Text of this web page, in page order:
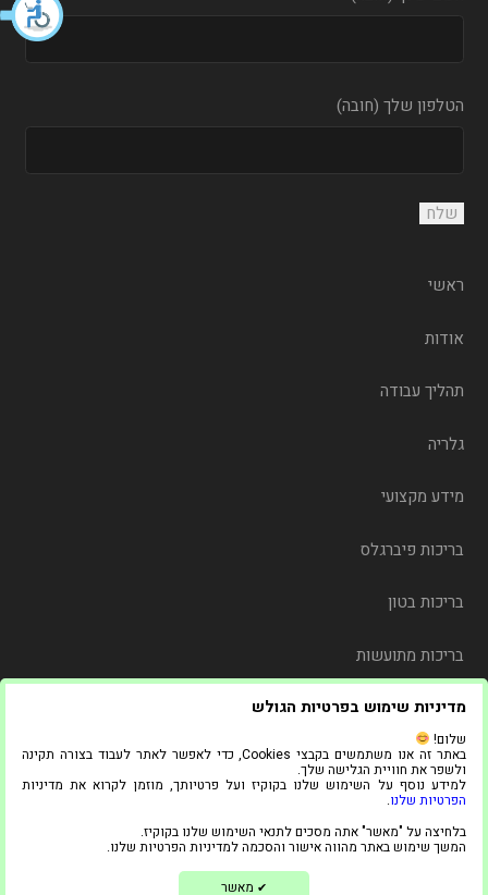
מדיניות שימוש בפרטיות הגולש
שלום!
באתר זה אנו משתמשים בקבצי Cookies, כדי לאפשר לאתר לעבוד בצורה תקינה
ולשפר את חוויית הגלישה שלך.
למידע נוסף על השימוש שלנו בקוקיז ועל פרטיותך, מוזמן לקרוא את מדיניות
הפרטיות שלנו.
בלחיצה על "מאשר" אתה מסכים לתנאי השימוש שלנו בקוקיז.
המשך שימוש באתר מהווה אישור והסכמה למדיניות הפרטיות שלנו.
✔ מאשר
הטלפון שלך (חובה)
ראשי
אודות
תהליך עבודה
גלריה
מידע מקצועי
בריכות פיברגלס
בריכות בטון
בריכות מתועשות
משלוח
צור קשר
בניית אתרים ושיווק דיגיטלי